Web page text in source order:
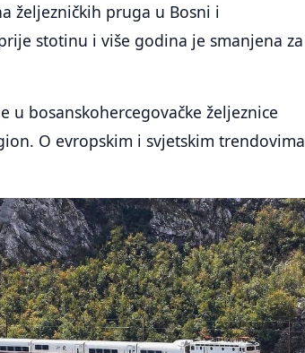
željezničkih pruga u Bosni i
stotinu i više godina je smanjena za
u bosanskohercegovačke željeznice
O evropskim i svjetskim trendovima